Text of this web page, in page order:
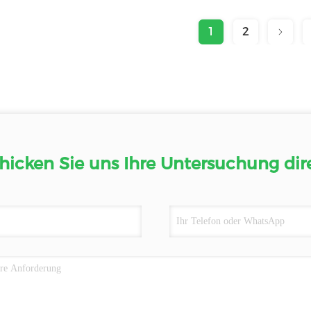
1 2
Sie uns Ihre Untersuchung